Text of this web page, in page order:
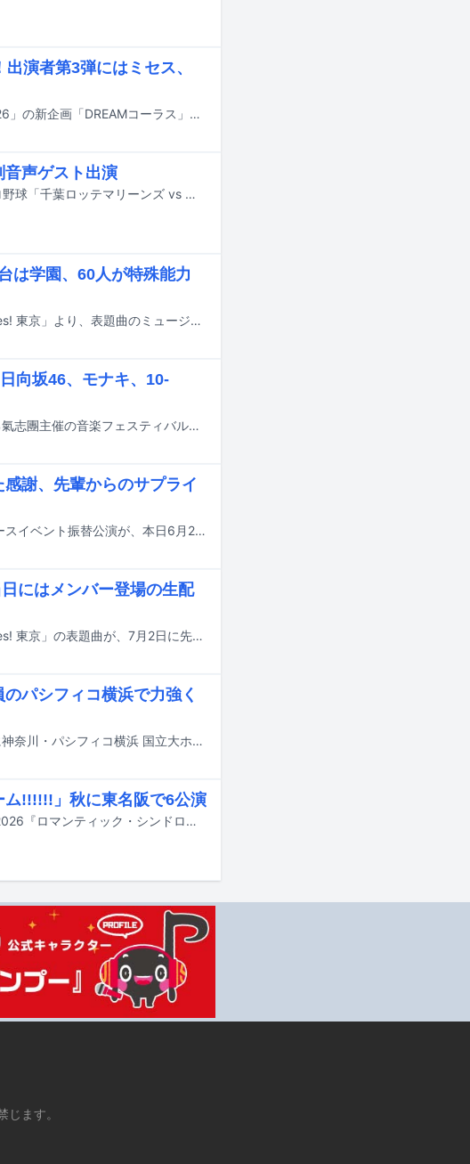
演者第3弾にはミセス、
7月18日にオンエアされるTBS系の夏の大型音楽特番「音楽の日2026」の新企画「DREAMコーラス」の詳細と、出演アーティスト第3弾が発表された。
声ゲスト出演
近藤駿太（Lienel）が7月7日にBS12 トゥエルビで生中継されるプロ野球「千葉ロッテマリーンズ vs 北海道日本ハムファイターズ」に副音声ゲストとして初出演する。
は学園、60人が特殊能力
EBiDANの15周年を記念して8月11日にリリースされるシングル「Yes! 東京」より、表題曲のミュージックビデオがYouTubeで公開された。
向坂46、モナキ、10-
11月7、8日に千葉・幕張メッセ国際展示場4～7ホールで開催される氣志團主催の音楽フェスティバル「サントリー オールフリー presents 氣志團万博2026 ～房総爆音リゾート～」の出演アーティスト第1弾が発表された。
謝、先輩からのサプライ
Lienelのメジャーデビューシングル「メロ・コレクション」のリリースイベント振替公演が、本日6月25日に東京・東京国際フォーラム ホールCで開催された。
にはメンバー登場の生配
EBiDANの15周年を記念して8月11日にリリースされるシングル「Yes! 東京」の表題曲が、7月2日に先行配信されることが決定した。
パシフィコ横浜で力強く
Lienelのライブツアー「Osyan」のファイナル公演が昨日6月21日に神奈川・パシフィコ横浜 国立大ホールで開催された。
ム!!!!!!」秋に東名阪で6公演
Lienelが9月から11月にかけて東名阪ツアー「Lienel 6th Live Tour 2026『ロマンティック・シンドローーム!!!!!!』」を開催することが決定した。
ます。